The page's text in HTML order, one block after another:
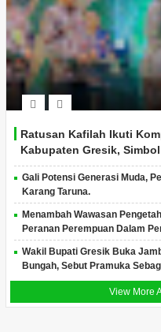
Ratusan Kafilah Ikuti
Kabupaten Gresik,
Gali Potensi Generasi Muda,
Karang Taruna.
Menambah Wawasan
Peranan Perempuan Dalam
Wakil Bupati Gresik Buka
Bungah, Sebut Pramuka
View More